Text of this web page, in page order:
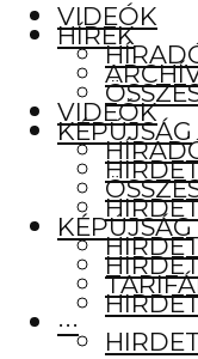
VIDEÓK
KÉPÚJSÁG
···
HÍREK
VIDEÓK
KÉPÚJSÁG